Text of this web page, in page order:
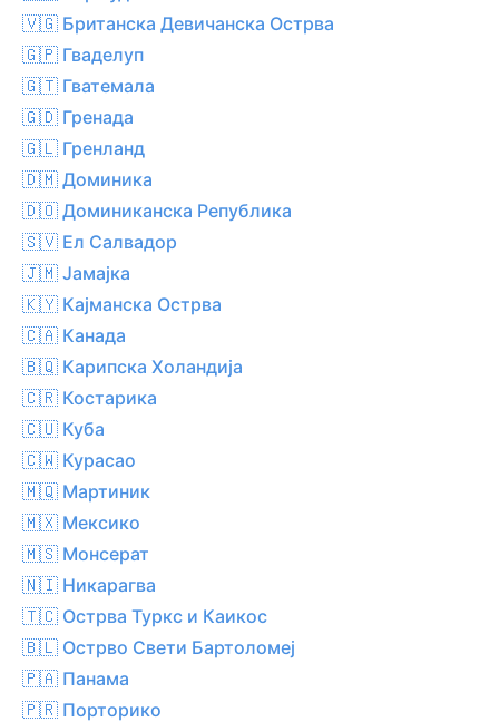
🇻🇬 Британска Девичанска Острва
🇬🇵 Гваделуп
🇬🇹 Гватемала
🇬🇩 Гренада
🇬🇱 Гренланд
🇩🇲 Доминика
🇩🇴 Доминиканска Република
🇸🇻 Ел Салвадор
🇯🇲 Јамајка
🇰🇾 Кајманска Острва
🇨🇦 Канада
🇧🇶 Карипска Холандија
🇨🇷 Костарика
🇨🇺 Куба
🇨🇼 Курасао
🇲🇶 Мартиник
🇲🇽 Мексико
🇲🇸 Монсерат
🇳🇮 Никарагва
🇹🇨 Острва Туркс и Каикос
🇧🇱 Острво Свети Бартоломеј
🇵🇦 Панама
🇵🇷 Порторико